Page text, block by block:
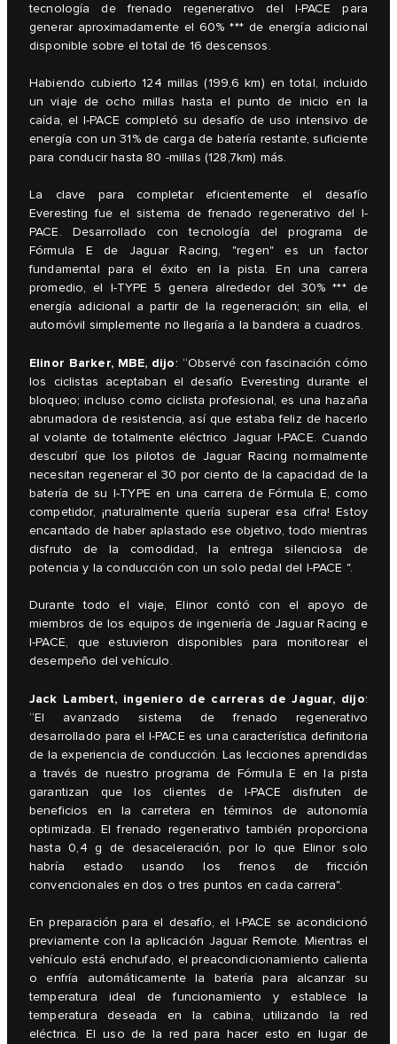
tecnología de frenado regenerativo del I-PACE para
generar aproximadamente el 60% *** de energía adicional
disponible sobre el total de 16 descensos.
Habiendo cubierto 124 millas (199,6 km) en total, incluido
un viaje de ocho millas hasta el punto de inicio en la
caída, el I-PACE completó su desafío de uso intensivo de
energía con un 31% de carga de batería restante, suficiente
para conducir hasta 80 -millas (128,7km) más.
La clave para completar eficientemente el desafío
Everesting fue el sistema de frenado regenerativo del I-
PACE. Desarrollado con tecnología del programa de
Fórmula E de Jaguar Racing, "regen" es un factor
fundamental para el éxito en la pista. En una carrera
promedio, el I-TYPE 5 genera alrededor del 30% *** de
energía adicional a partir de la regeneración; sin ella, el
automóvil simplemente no llegaría a la bandera a cuadros.
Elinor Barker, MBE, dijo: “Observé con fascinación cómo
los ciclistas aceptaban el desafío Everesting durante el
bloqueo; incluso como ciclista profesional, es una hazaña
abrumadora de resistencia, así que estaba feliz de hacerlo
al volante de totalmente eléctrico Jaguar I-PACE. Cuando
descubrí que los pilotos de Jaguar Racing normalmente
necesitan regenerar el 30 por ciento de la capacidad de la
batería de su I-TYPE en una carrera de Fórmula E, como
competidor, ¡naturalmente quería superar esa cifra! Estoy
encantado de haber aplastado ese objetivo, todo mientras
disfruto de la comodidad, la entrega silenciosa de
potencia y la conducción con un solo pedal del I-PACE ".
Durante todo el viaje, Elinor contó con el apoyo de
miembros de los equipos de ingeniería de Jaguar Racing e
I-PACE, que estuvieron disponibles para monitorear el
desempeño del vehículo.
Jack Lambert, ingeniero de carreras de Jaguar, dijo:
“El avanzado sistema de frenado regenerativo
desarrollado para el I-PACE es una característica definitoria
de la experiencia de conducción. Las lecciones aprendidas
a través de nuestro programa de Fórmula E en la pista
garantizan que los clientes de I-PACE disfruten de
beneficios en la carretera en términos de autonomía
optimizada. El frenado regenerativo también proporciona
hasta 0,4 g de desaceleración, por lo que Elinor solo
habría estado usando los frenos de fricción
convencionales en dos o tres puntos en cada carrera".
En preparación para el desafío, el I-PACE se acondicionó
previamente con la aplicación Jaguar Remote. Mientras el
vehículo está enchufado, el preacondicionamiento calienta
o enfría automáticamente la batería para alcanzar su
temperatura ideal de funcionamiento y establece la
temperatura deseada en la cabina, utilizando la red
eléctrica. El uso de la red para hacer esto en lugar de